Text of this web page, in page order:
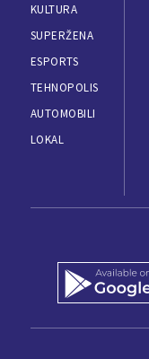
KULTURA
SUPERŽENA
ESPORTS
TEHNOPOLIS
AUTOMOBILI
LOKAL